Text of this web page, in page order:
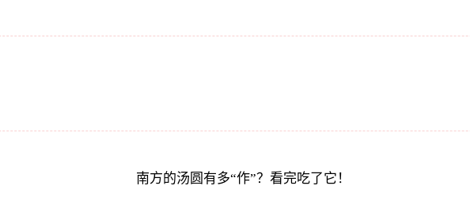
南方的汤圆有多“作”？看完吃了它！